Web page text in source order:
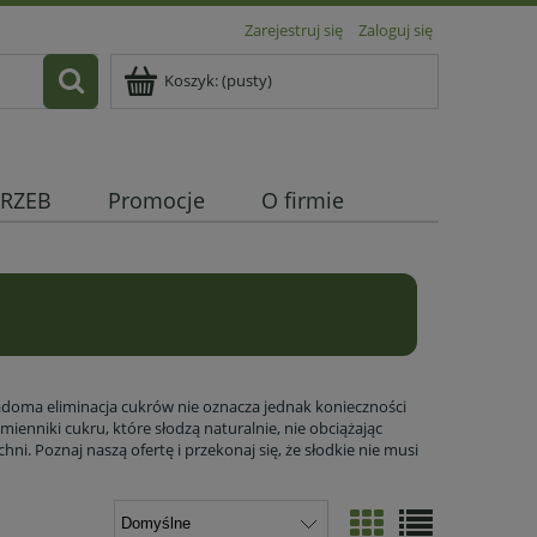
Zarejestruj się Zaloguj się
Koszyk:(pusty)
Promocje O firmie
eliminacja cukrów nie oznacza jednak konieczności
cukru, które słodzą naturalnie, nie obciążając
Poznaj naszą ofertę i przekonaj się, że słodkie nie musi